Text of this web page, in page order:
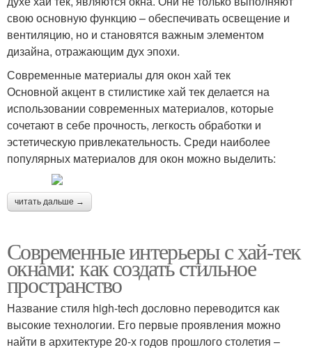
свою основную функцию – обеспечивать освещение и
вентиляцию, но и становятся важным элементом
дизайна, отражающим дух эпохи.
Современные материалы для окон хай тек
Основной акцент в стилистике хай тек делается на
использовании современных материалов, которые
сочетают в себе прочность, легкость обработки и
эстетическую привлекательность. Среди наиболее
популярных материалов для окон можно выделить:
читать дальше →
Современные интерьеры с хай-тек
окнами: как создать стильное
пространство
Название стиля high-tech дословно переводится как
высокие технологии. Его первые проявления можно
найти в архитектуре 20-х годов прошлого столетия –